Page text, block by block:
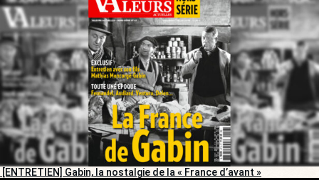
[ENTRETIEN] Gabin, la nostalgie de la « France d’avant »